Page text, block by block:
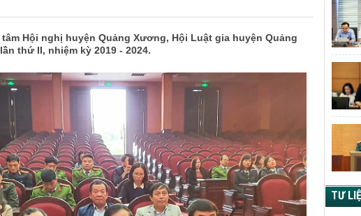
tâm Hội nghị huyện Quảng Xương, Hội Luật gia huyện Quảng
thứ II, nhiệm kỳ 2019 - 2024.
TƯ